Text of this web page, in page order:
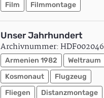
Film
Filmmontage
Unser Jahrhundert
Archivnummer: HDF002046
Armenien 1982
Weltraum
Kosmonaut
Flugzeug
Fliegen
Distanzmontage